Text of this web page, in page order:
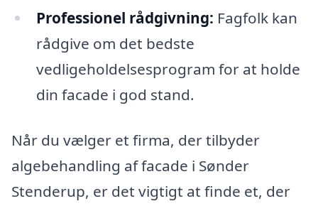
Professionel rådgivning: Fagfolk kan
rådgive om det bedste
vedligeholdelsesprogram for at holde
din facade i god stand.
Når du vælger et firma, der tilbyder
algebehandling af facade i Sønder
Stenderup, er det vigtigt at finde et, der